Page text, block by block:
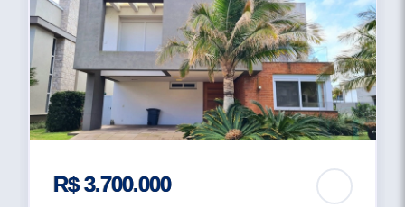
R$ 3.700.000